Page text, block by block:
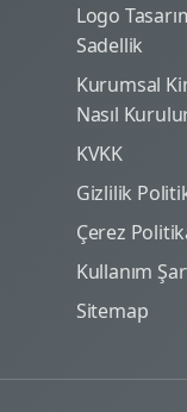
Logo
Sadellik
Kurumsal
Nasıl
KVKK
Gizlilik
Çerez
Kullanım
Sitemap